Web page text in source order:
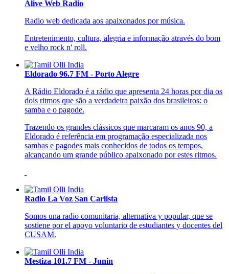
Alive Web Radio
Radio web dedicada aos apaixonados por música.
Entretenimento, cultura, alegria e informação através do bom
e velho rock n' roll.
Eldorado 96.7 FM - Porto Alegre
A Rádio Eldorado é a rádio que apresenta 24 horas por dia os
dois ritmos que são a verdadeira paixão dos brasileiros: o
samba e o pagode.
Trazendo os grandes clássicos que marcaram os anos 90, a
Eldorado é referência em programação especializada nos
sambas e pagodes mais conhecidos de todos os tempos,
alcançando um grande público apaixonado por estes ritmos.
Radio La Voz San Carlista
Somos una radio comunitaria, alternativa y popular, que se
sostiene por el apoyo voluntario de estudiantes y docentes del
CUSAM.
Mestiza 101.7 FM - Junin